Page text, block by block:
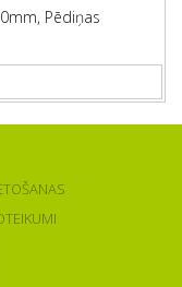
Pēdiņas